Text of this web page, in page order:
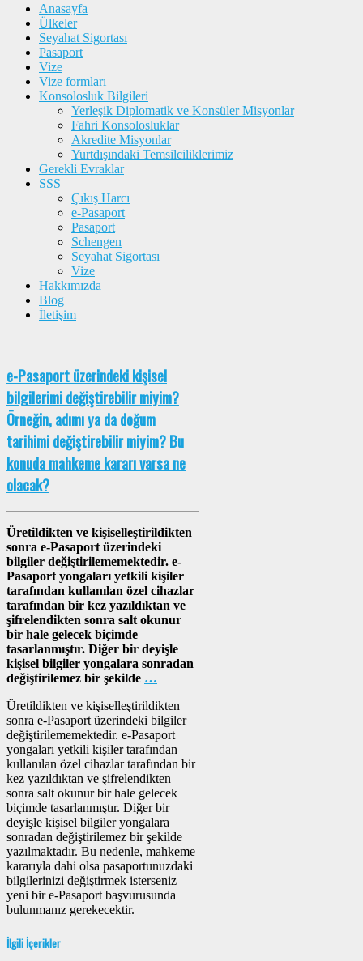
Anasayfa
Ülkeler
Seyahat Sigortası
Pasaport
Vize
Vize formları
Konsolosluk Bilgileri
Yerleşik Diplomatik ve Konsüler Misyonlar
Fahri Konsolosluklar
Akredite Misyonlar
Yurtdışındaki Temsilciliklerimiz
Gerekli Evraklar
SSS
Çıkış Harcı
e-Pasaport
Pasaport
Schengen
Seyahat Sigortası
Vize
Hakkımızda
Blog
İletişim
e-Pasaport üzerindeki kişisel
bilgilerimi değiştirebilir miyim?
Örneğin, adımı ya da doğum
tarihimi değiştirebilir miyim? Bu
konuda mahkeme kararı varsa ne
olacak?
Üretildikten ve kişiselleştirildikten
sonra e-Pasaport üzerindeki
bilgiler değiştirilememektedir. e-
Pasaport yongaları yetkili kişiler
tarafından kullanılan özel cihazlar
tarafından bir kez yazıldıktan ve
şifrelendikten sonra salt okunur
bir hale gelecek biçimde
tasarlanmıştır. Diğer bir deyişle
kişisel bilgiler yongalara sonradan
değiştirilemez bir şekilde …
Üretildikten ve kişiselleştirildikten
sonra e-Pasaport üzerindeki bilgiler
değiştirilememektedir. e-Pasaport
yongaları yetkili kişiler tarafından
kullanılan özel cihazlar tarafından bir
kez yazıldıktan ve şifrelendikten
sonra salt okunur bir hale gelecek
biçimde tasarlanmıştır. Diğer bir
deyişle kişisel bilgiler yongalara
sonradan değiştirilemez bir şekilde
yazılmaktadır. Bu nedenle, mahkeme
kararıyla dahi olsa pasaportunuzdaki
bilgilerinizi değiştirmek isterseniz
yeni bir e-Pasaport başvurusunda
bulunmanız gerekecektir.
İlgili İçerikler